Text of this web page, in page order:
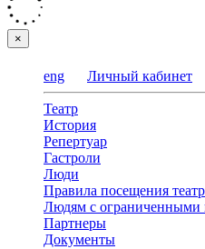
×
eng Личный кабинет
Театр
История
Репертуар
Гастроли
Люди
Правила посещения
Людям с ограниченными
Партнеры
Документы